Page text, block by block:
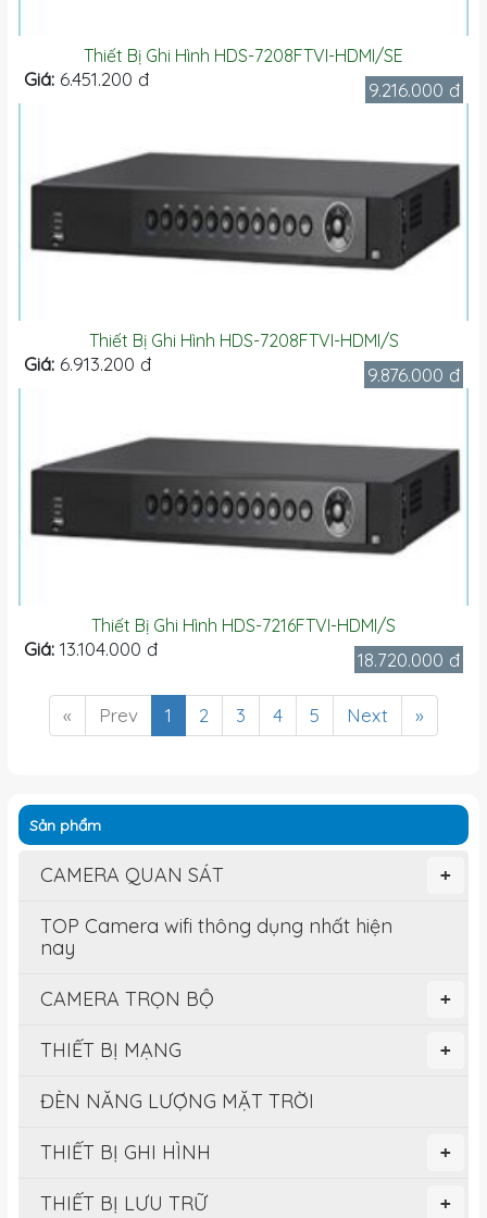
Thiết Bị Ghi Hình HDS-7208FTVI-HDMI/SE
Giá: 6.451.200 đ 9.216.000 đ
Thiết Bị Ghi Hình HDS-7208FTVI-HDMI/S
Giá: 6.913.200 đ 9.876.000 đ
Thiết Bị Ghi Hình HDS-7216FTVI-HDMI/S
Giá: 13.104.000 đ 18.720.000 đ
« Prev 1 2 3 4 5 Next »
Sản phẩm
+
CAMERA QUAN SÁT
TOP Camera wifi thông dụng nhất hiện
nay
+
CAMERA TRỌN BỘ
+
THIẾT BỊ MẠNG
ĐÈN NĂNG LƯỢNG MẶT TRỜI
+
THIẾT BỊ GHI HÌNH
+
THIẾT BỊ LƯU TRỮ